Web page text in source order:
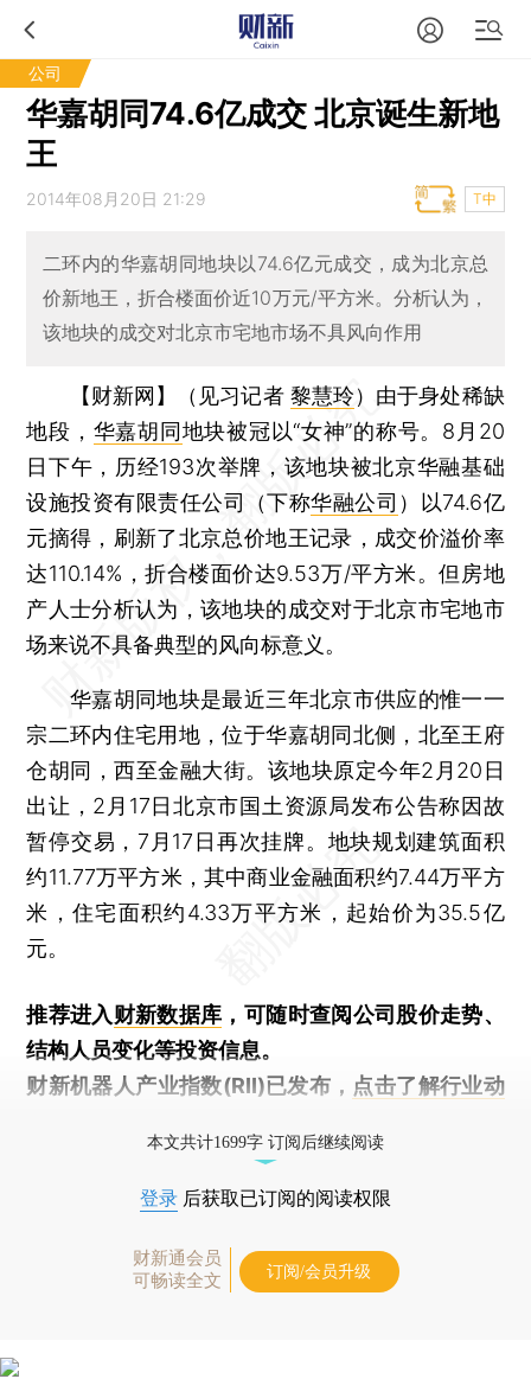
公司
华嘉胡同74.6亿成交 北京诞生新地
王
2014年08月20日 21:29 T中
二环内的华嘉胡同地块以74.6亿元成交，成为北京总
价新地王，折合楼面价近10万元/平方米。分析认为，
该地块的成交对北京市宅地市场不具风向作用
【财新网】（见习记者 黎慧玲） 由于身处稀缺
地段， 华嘉胡同地块被冠以“女神”的称号。8月20
日下午，历经193次举牌，该地块被北京华融基础
设施投资有限责任公司（下称华融公司 ）以74.6亿
元摘得，刷新了北京总价地王记录，成交价溢价率
达110.14%，折合楼面价达9.53万/平方米。但房地
产人士分析认为，该地块的成交对于北京市宅地市
场来说不具备典型的风向标意义。
华嘉胡同地块是最近三年北京市供应的惟一一
宗二环内住宅用地，位于华嘉胡同北侧，北至王府
仓胡同，西至金融大街。该地块原定今年2月20日
出让，2月17日北京市国土资源局发布公告称因故
暂停交易，7月17日再次挂牌。地块规划建筑面积
约11.77万平方米，其中商业金融面积约7.44万平方
米，住宅面积约4.33万平方米，起始价为35.5亿
元。
推荐进入财新数据库 ，可随时查阅公司股价走势、
结构人员变化等投资信息。
财新机器人产业指数(RII)已发布， 点击了解行业动
本文共计1699字 订阅后继续阅读
登录 后获取已订阅的阅读权限
财新通会员
可畅读全文
订阅/会员升级